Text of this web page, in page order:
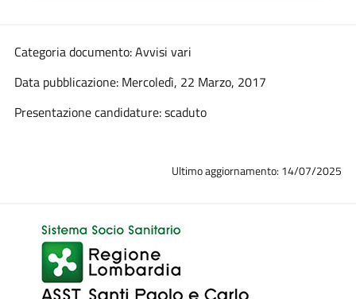
Categoria documento: Avvisi vari
Data pubblicazione: Mercoledì, 22 Marzo, 2017
Presentazione candidature: scaduto
Ultimo aggiornamento: 14/07/2025